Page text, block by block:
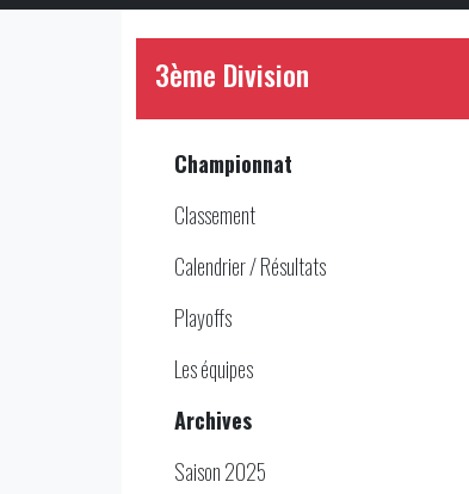
3ème Division
Championnat
Classement
Calendrier / Résultats
Playoffs
Les équipes
Archives
Saison 2025